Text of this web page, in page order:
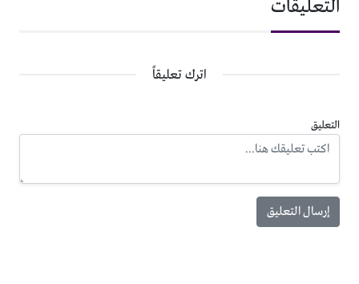
التعليقات
اترك تعليقاً
التعليق